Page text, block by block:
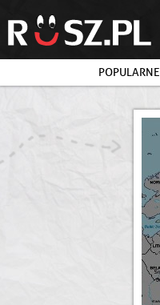
POPULARNE